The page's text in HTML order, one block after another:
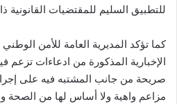
للتطبيق السليم للمقتضيات القانونية
كما تؤكد المديرية العامة للأمن
الإخبارية المذكورة من ادعاءات تزعم
صريحة من جانب المشتبه فيه على
مزاعم واهية ولا أساس لها من الصحة